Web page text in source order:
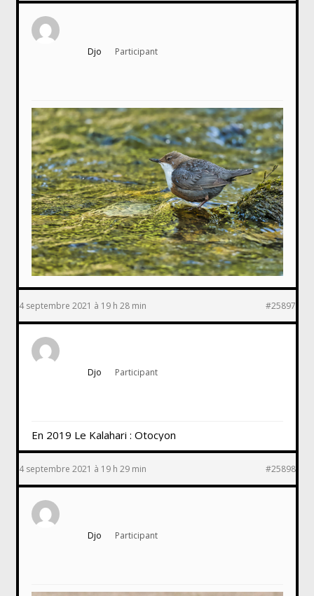
Djo Participant
4 septembre 2021 à 19 h 28 min #25897
Djo Participant
En 2019 Le Kalahari : Otocyon
4 septembre 2021 à 19 h 29 min #25898
Djo Participant